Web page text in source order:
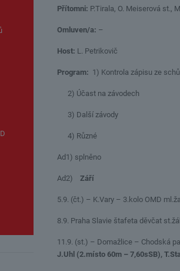
Přítomni: P.Tirala, O. Meiserová st.,
Omluven/a: –
Host: L. Petrikovič
Program: 1) Kontrola zápisu ze
2) Účast na závodech
3) Další závody
4) Různé
Ad1) splněno
Ad2) Září
5.9. (čt.) – K.Vary – 3.kolo OMD
8.9. Praha Slavie štafeta děvčat
11.9. (st.) – Domažlice – Chodská
J.Uhl (2.místo 60m – 7,60sSB),